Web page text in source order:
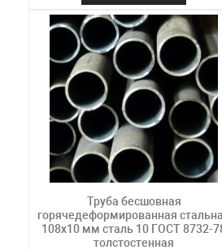
Труба бесшовная
горячедеформированная
108х10 мм сталь 10 ГОСТ 8732-
толстостенная